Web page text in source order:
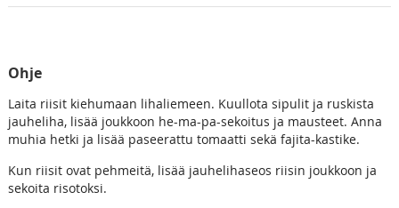
Ohje
Laita riisit kiehumaan lihaliemeen. Kuullota sipulit ja ruskista
jauheliha, lisää joukkoon he-ma-pa-sekoitus ja mausteet. Anna
muhia hetki ja lisää paseerattu tomaatti sekä fajita-kastike.
Kun riisit ovat pehmeitä, lisää jauhelihaseos riisin joukkoon ja
sekoita risotoksi.